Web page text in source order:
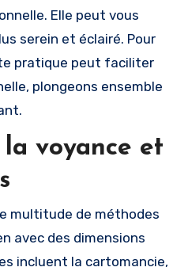
Elle peut vous
serein et éclairé. Pour
pratique peut faciliter
plongeons ensemble
voyance et
multitude de méthodes
avec des dimensions
incluent la cartomancie,